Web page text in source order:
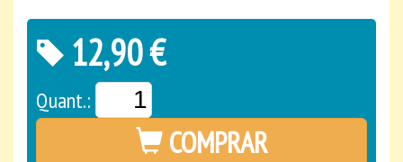
12,90 €
Quant.:
COMPRAR